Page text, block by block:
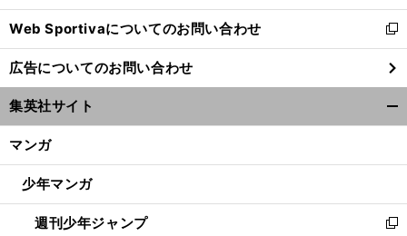
開
く
Web Sportivaについてのお問い合わせ
新
し
い
ウ
ィ
ン
ウ
開
く
広告についてのお問い合わせ
集英社サイト
マンガ
少年マンガ
週刊少年ジャンプ
新